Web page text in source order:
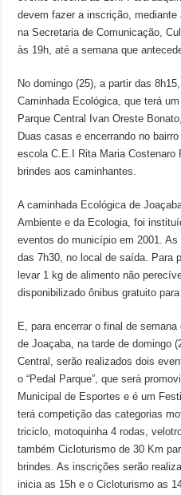
devem fazer a inscrição,
na Secretaria de Comunicação,
às 19h, até a semana que
No domingo (25), a partir das
Caminhada Ecológica, que terá
Parque Central Ivan Oreste
Duas casas e encerrando no
escola C.E.I Rita Maria Costenaro
brindes aos caminhantes.
A caminhada Ecológica de
Ambiente e da Ecologia, foi
eventos do município em 2001.
das 7h30, no local de saída. Para
levar 1 kg de alimento não
disponibilizado ônibus gratuito
E, para encerrar o final de
de Joaçaba, na tarde de domingo
Central, serão realizados dois
o “Pedal Parque”, que será
Municipal de Esportes e é um
terá competição das categorias
triciclo, motoquinha 4 rodas,
também Cicloturismo de 30 Km
brindes. As inscrições serão
inicia as 15h e o Cicloturismo as